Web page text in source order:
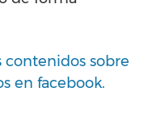
contenidos sobre
en facebook.